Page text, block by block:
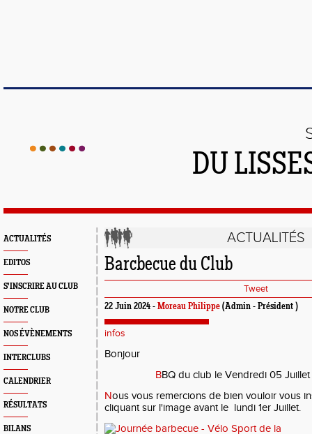
DU
ACTUALITÉS
EDITOS
S'INSCRIRE AU CLUB
NOTRE CLUB
NOS ÉVÈNEMENTS
INTERCLUBS
CALENDRIER
RÉSULTATS
BILANS
ACTUALITÉS
Barcbecue du Club
Tweet
22 Juin 2024 - Moreau Philippe (Admin - Président )
infos
Bonjour
BBQ du club le Vendredi 05
Nous vous remercions de bien vouloir vous
cliquant sur l'image avant le lundi 1er Juillet.